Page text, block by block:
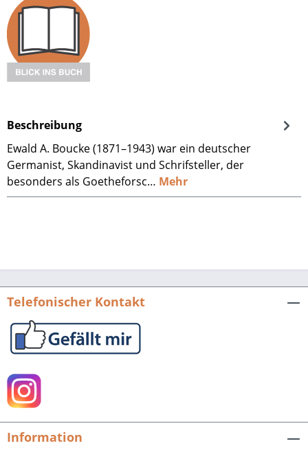
Beschreibung
Ewald A. Boucke (1871–1943) war ein deutscher
Germanist, Skandinavist und Schrifsteller, der
besonders als Goetheforsc… Mehr
Telefonischer Kontakt
Information